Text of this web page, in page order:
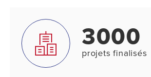
3000
projets finalisés